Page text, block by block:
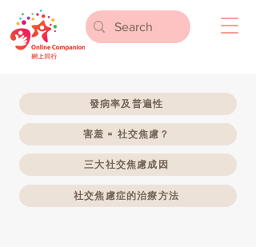
發病率及普遍性
害羞 = 社交焦慮？
三大社交焦慮成因
社交焦慮症的治療方法